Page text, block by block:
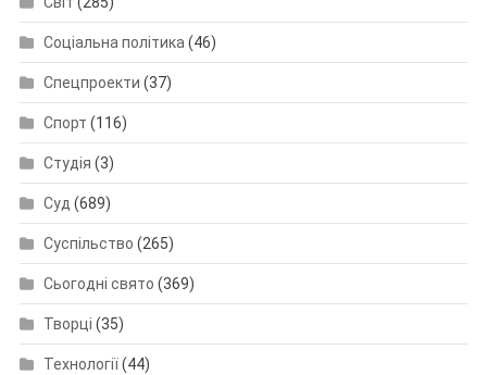
Соціальна політика(46)
Спецпроекти (37)
Спорт (116)
Студія (3)
Суд (689)
Суспільство (265)
Сьогодні свято (369)
Творці (35)
Технології(44)